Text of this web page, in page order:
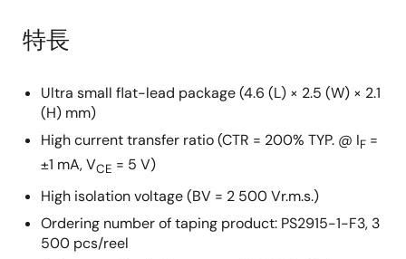
tree
menu
tree
menu
特長
Ultra small flat-lead package (4.6 (L) × 2.5 (W) × 2.1
(H) mm)
High current transfer ratio (CTR = 200% TYP. @ IF =
±1 mA, VCE = 5 V)
High isolation voltage (BV = 2 500 Vr.m.s.)
Ordering number of taping product: PS2915-1-F3, 3
500 pcs/reel